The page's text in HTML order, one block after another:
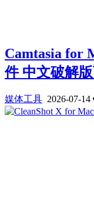
Camtasia for
件 中文破解
媒体工具 2026-07-14